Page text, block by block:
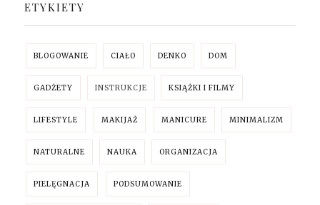
ETYKIETY
BLOGOWANIE CIAŁO DENKO DOM
GADŻETY INSTRUKCJE KSIĄŻKI I FILMY
LIFESTYLE MAKIJAŻ MANICURE MINIMALIZM
NATURALNE NAUKA ORGANIZACJA
PIELĘGNACJA PODSUMOWANIE